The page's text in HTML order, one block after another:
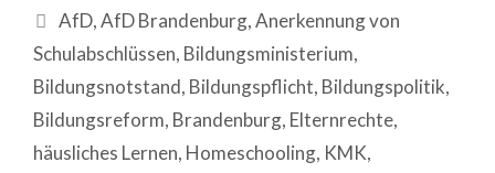
AfD,AfD Brandenburg,Anerkennung von
Schulabschlüssen, Bildungsministerium,
Bildungsnotstand, Bildungspflicht, Bildungspolitik,
Bildungsreform, Brandenburg, Elternrechte,
häusliches Lernen, Homeschooling, KMK,